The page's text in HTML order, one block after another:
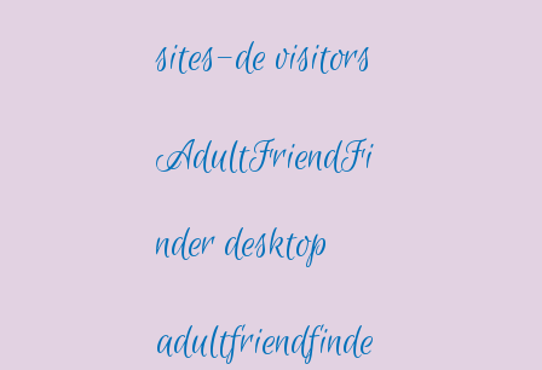
sites-de visitors
AdultFriendFi
nder desktop
adultfriendfinde